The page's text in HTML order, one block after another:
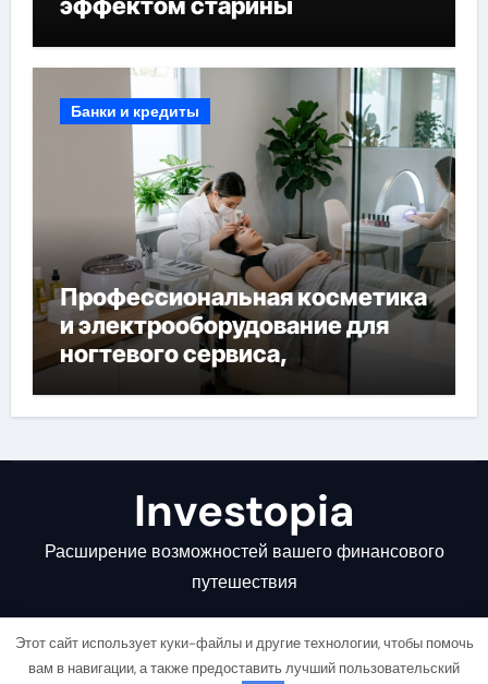
Банки и кредиты
Профессиональная косметика
и электрооборудование для
ногтевого сервиса,
наращивания ресниц и
депиляции
Investopia
Расширение возможностей вашего финансового
путешествия
Этот сайт использует куки-файлы и другие технологии, чтобы помочь
вам в навигации, а также предоставить лучший пользовательский